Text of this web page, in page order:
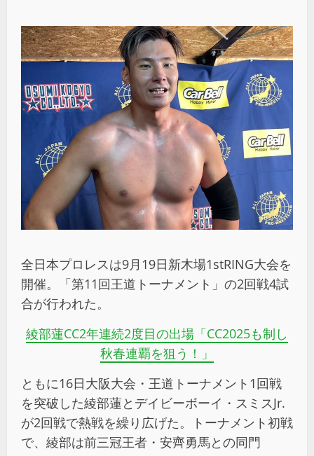
全日本プロレスは9月19日新木場1stRING大会を
開催。「第11回王道トーナメント」の2回戦4試
合が行われた。
綾部蓮CC2年連続2度目の出場「CC2025も制し
秋春連覇を狙う！」
ともに16日大阪大会・王道トーナメント1回戦
を突破した綾部蓮とデイビーボーイ・スミスJr.
が2回戦で熱戦を繰り広げた。トーナメント初戦
で、綾部は前三冠王者・安齊勇馬との同門